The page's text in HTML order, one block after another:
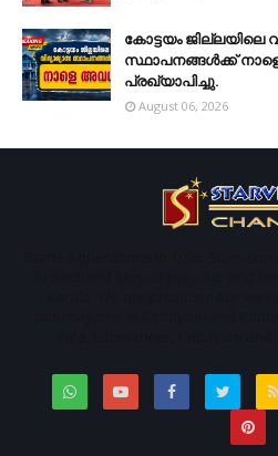
കോട്ടയം ജില്ലയിലെ
സ്ഥാപനങ്ങള്‍ക്ക്
പ്രഖ്യാപിച്ചു.
August 06, 2026